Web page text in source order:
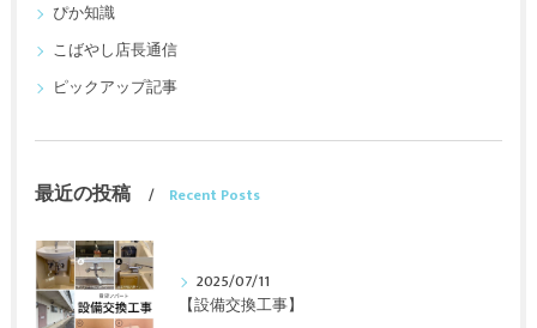
ぴか知識
こばやし店長通信
ピックアップ記事
最近の投稿 Recent Posts
2025/07/11
【設備交換工事】